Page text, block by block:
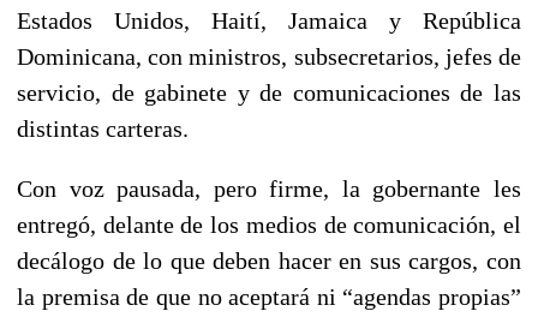
Estados Unidos, Haití, Jamaica y República
Dominicana, con ministros, subsecretarios, jefes de
servicio, de gabinete y de comunicaciones de las
distintas carteras.
Con voz pausada, pero firme, la gobernante les
entregó, delante de los medios de comunicación, el
decálogo de lo que deben hacer en sus cargos, con
la premisa de que no aceptará ni “agendas propias”